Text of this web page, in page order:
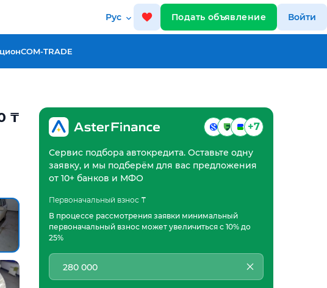
Рус Подать объявление Войти
COM-TRADE
₸
+7
Сервис подбора автокредита. Оставьте одну
заявку, и мы подберём для вас предложения
от 10+ банков и МФО
Первоначальный взнос ₸
В процессе рассмотрения заявки минимальный
первоначальный взнос может увеличиться с 10% до
25%